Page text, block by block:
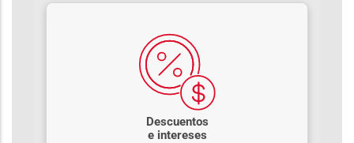
Descuentos
e intereses